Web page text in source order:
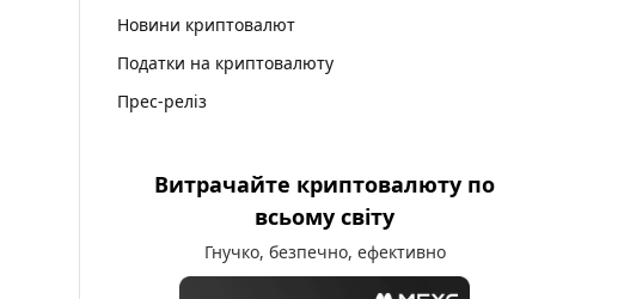
Новини криптовалют
Податки на криптовалюту
Прес-реліз
Витрачайте криптовалюту по
всьому світу
Гнучко, безпечно, ефективно